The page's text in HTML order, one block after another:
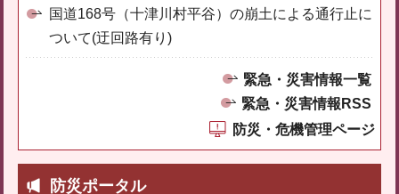
国道168号（十津川村平谷）の崩土による通行止に
ついて(迂回路有り)
緊急・災害情報一覧
緊急・災害情報RSS
防災・危機管理ページ
防災ポータル